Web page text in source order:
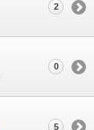
2
0
5